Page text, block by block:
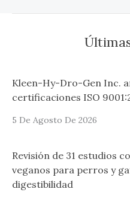
Kleen-Hy-Dro-Gen Inc.
certificaciones ISO
5 De Agosto De 2026
Revisión de 31 estudios
veganos para perros y
digestibilidad